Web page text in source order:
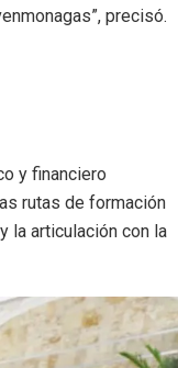
precisó.
y financiero
rutas de formación
la articulación con la